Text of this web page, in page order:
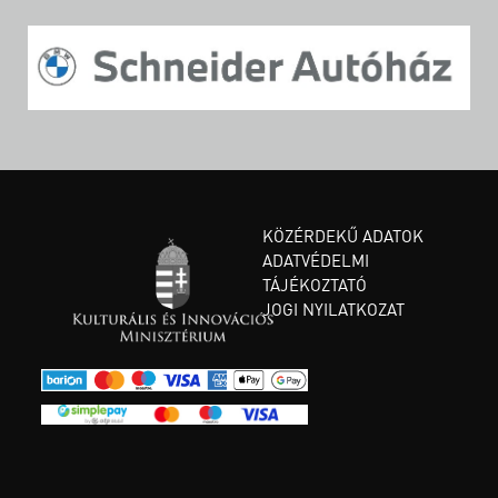
KÖZÉRDEKŰ ADATOK
ADATVÉDELMI
TÁJÉKOZTATÓ
JOGI NYILATKOZAT